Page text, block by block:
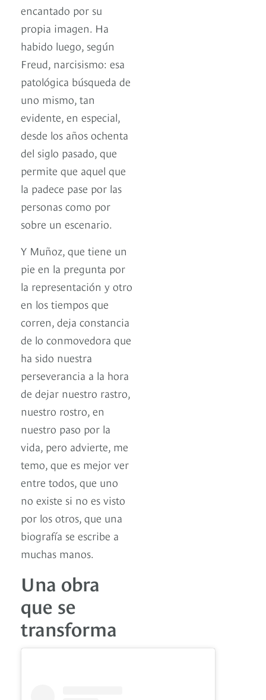
encantado por su
propia imagen. Ha
habido luego, según
Freud, narcisismo: esa
patológica búsqueda de
uno mismo, tan
evidente, en especial,
desde los años ochenta
del siglo pasado, que
permite que aquel que
la padece pase por las
personas como por
sobre un escenario.
Y Muñoz, que tiene un
pie en la pregunta por
la representación y otro
en los tiempos que
corren, deja constancia
de lo conmovedora que
ha sido nuestra
perseverancia a la hora
de dejar nuestro rastro,
nuestro rostro, en
nuestro paso por la
vida, pero advierte, me
temo, que es mejor ver
entre todos, que uno
no existe si no es visto
por los otros, que una
biografía se escribe a
muchas manos.
Una obra
que se
transforma